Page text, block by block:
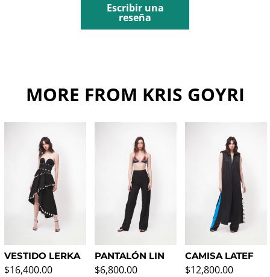
Escribir una
reseña
MORE FROM KRIS GOYRI
VESTIDO LERKA
Precio normal
$16,400.00
PANTALÓN LIN
Precio normal
$6,800.00
CAMISA LATEF
Precio normal
$12,800.00